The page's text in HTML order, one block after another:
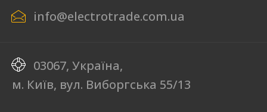
info@electrotrade.com.ua
03067, Україна,
м. Київ, вул. Виборгська 55/13